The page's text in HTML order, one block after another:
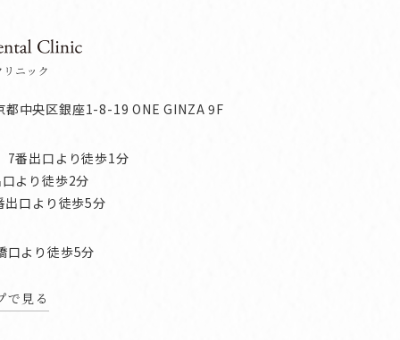
ニック
中央区銀座1-8-19 ONE GINZA 9F
7番出口より徒歩1分
より徒歩2分
口より徒歩5分
口より徒歩5分
見る